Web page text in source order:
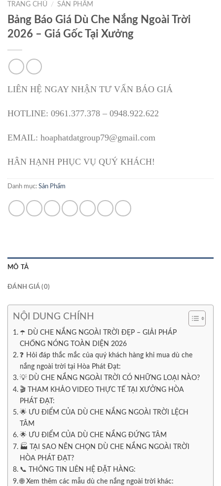
TRANG CHỦ / SẢN PHẨM
Bảng Báo Giá Dù Che Nắng Ngoài Trời
2026 – Giá Gốc Tại Xưởng
LIÊN HỆ NGAY NHẬN TƯ VẤN BÁO GIÁ
HOTLINE: 0961.377.378 – 0948.922.622
EMAIL: hoaphatdatgroup79@gmail.com
HÂN HẠNH PHỤC VỤ QUÝ KHÁCH!
Danh mục: Sản Phẩm
MÔ TẢ
ĐÁNH GIÁ (0)
NỘI DUNG CHÍNH
☂️ DÙ CHE NẮNG NGOÀI TRỜI ĐẸP – GIẢI PHÁP
CHỐNG NÓNG TOÀN DIỆN 2026
❓ Hỏi đáp thắc mắc của quý khách hàng khi mua dù che
nắng ngoài trời tại Hòa Phát Đạt:
💡 DÙ CHE NẮNG NGOÀI TRỜI CÓ NHỮNG LOẠI NÀO?
🎬 THAM KHẢO VIDEO THỰC TẾ TẠI XƯỞNG HÒA
PHÁT ĐẠT:
🌟 ƯU ĐIỂM CỦA DÙ CHE NẮNG NGOÀI TRỜI LỆCH
TÂM
🌟 ƯU ĐIỂM CỦA DÙ CHE NẮNG ĐỨNG TÂM
🏭 TẠI SAO NÊN CHỌN DÙ CHE NẮNG NGOÀI TRỜI
HÒA PHÁT ĐẠT?
📞 THÔNG TIN LIÊN HỆ ĐẶT HÀNG:
🌐 Xem thêm các mẫu dù che nắng ngoài trời khác: